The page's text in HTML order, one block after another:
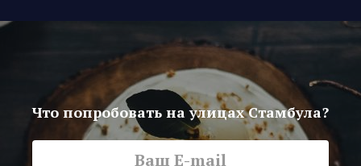
Что попробовать на улицах Стамбула?